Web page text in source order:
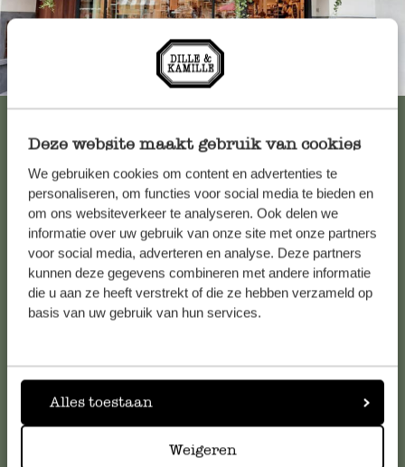
Deze website maakt gebruik van cookies
We gebruiken cookies om content en advertenties te
personaliseren, om functies voor social media te bieden en
om ons websiteverkeer te analyseren. Ook delen we
informatie over uw gebruik van onze site met onze partners
voor social media, adverteren en analyse. Deze partners
kunnen deze gegevens combineren met andere informatie
die u aan ze heeft verstrekt of die ze hebben verzameld op
basis van uw gebruik van hun services.
Alles toestaan
Weigeren
Immer in der Nähe
Kundenservice/Hilfe
Falls Sie Fragen haben oder Tipps und Hilfe brauchen, wenden
Sie sich bitte an unseren Kundenservice. Oder lesen Sie hier
die Antworten auf häufig gestellte Fragen